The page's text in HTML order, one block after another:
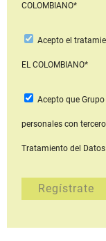
COLOMBIANO*
Acepto el
EL COLOMBIANO*
Acepto que Grupo
personales con
Tratamiento del